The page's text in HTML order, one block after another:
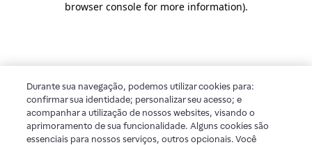
browser console for more information).
Durante sua navegação, podemos utilizar cookies para:
confirmar sua identidade; personalizar seu acesso; e
acompanhar a utilização de nossos websites, visando o
aprimoramento de sua funcionalidade. Alguns cookies são
essenciais para nossos serviços, outros opcionais. Você